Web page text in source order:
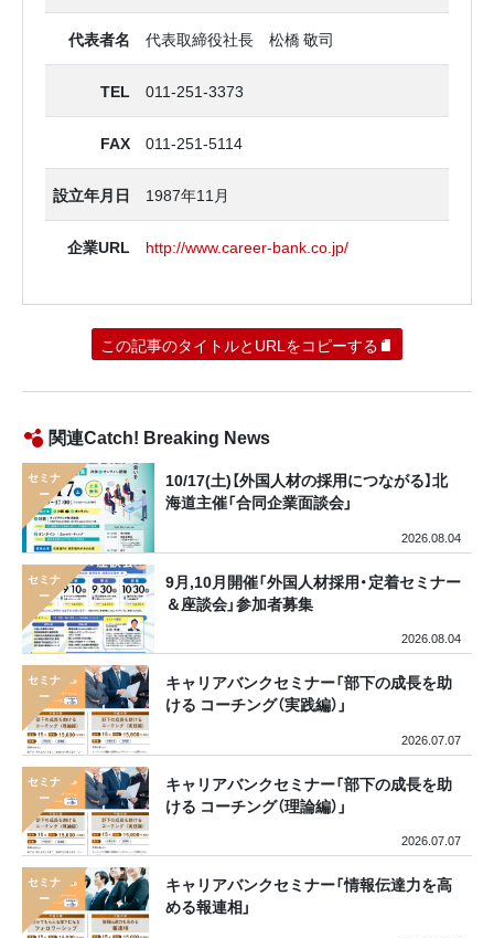
代表者名 代表取締役社長 松橋 敬司
TEL 011-251-3373
FAX 011-251-5114
設立年月日 1987年11月
企業URL http://www.career-bank.co.jp/
この記事のタイトルとURLをコピーする
関連Catch! Breaking News
10/17(土)【外国人材の採用につながる】北
海道主催「合同企業面談会」
2026.08.04
9月,10月開催「外国人材採用・定着セミナー
＆座談会」参加者募集
2026.08.04
キャリアバンクセミナー「部下の成長を助
ける コーチング（実践編）」
2026.07.07
キャリアバンクセミナー「部下の成長を助
ける コーチング（理論編）」
2026.07.07
キャリアバンクセミナー「情報伝達力を高
める報連相」